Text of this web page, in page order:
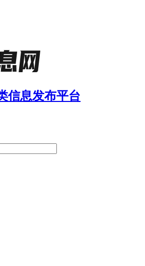
信息发布平台